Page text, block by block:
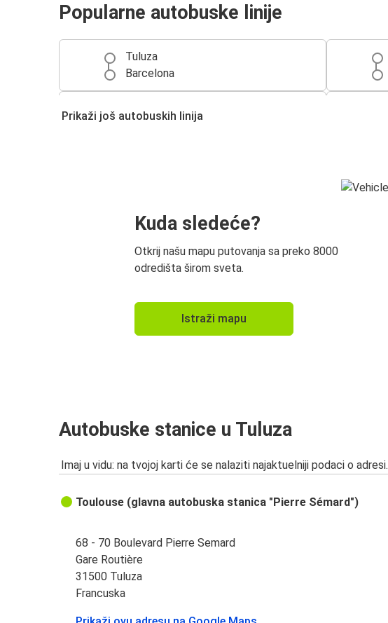
Popularne autobuske linije
Tuluza
Barcelona
Marseille
Milano
Tuluza
Prikaži još autobuskih linija
Kuda sledeće?
Otkrij našu mapu putovanja sa preko 8000
odredišta širom sveta.
Istraži mapu
Autobuske stanice u Tuluza
Imaj u vidu: na tvojoj karti će se nalaziti najaktuelniji podaci o adresi.
Toulouse (glavna autobuska stanica "Pierre Sémard")
68 - 70 Boulevard Pierre Semard
Gare Routière
31500 Tuluza
Francuska